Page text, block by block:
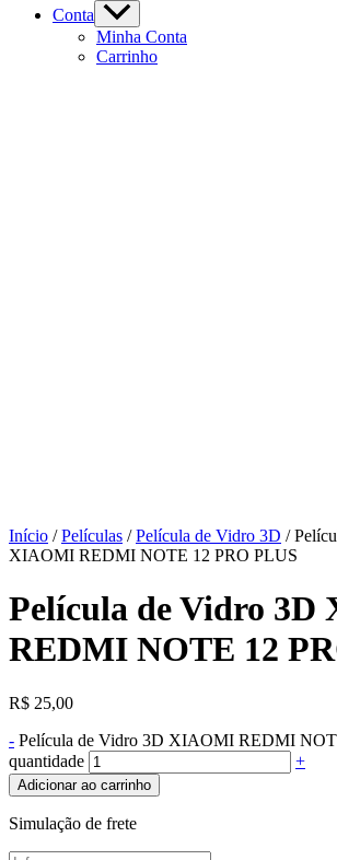
Conta
Minha Conta
Carrinho
Início /Películas /Película de Vidro 3D /
XIAOMI REDMI NOTE 12 PRO PLUS
Película de Vidro
REDMI NOTE 12
R$ 25,00
- Película de Vidro 3D XIAOMI REDMI
quantidade
+
Adicionar ao carrinho
Simulação de frete